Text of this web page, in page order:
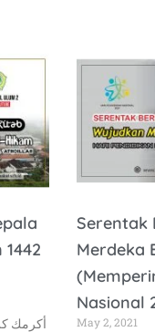
أكرمك
Serentak
Merdeka
Nasional
May 2, 2021